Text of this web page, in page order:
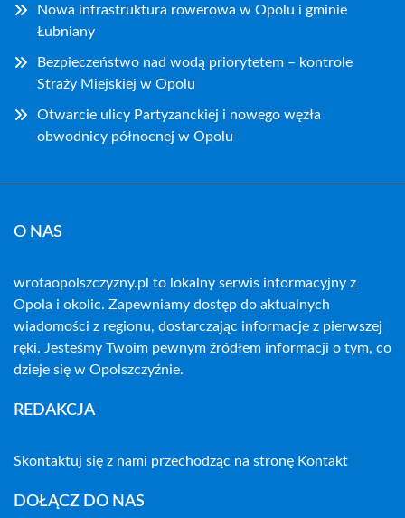
Nowa infrastruktura rowerowa w Opolu i gminie
Łubniany
Bezpieczeństwo nad wodą priorytetem – kontrole
Straży Miejskiej w Opolu
Otwarcie ulicy Partyzanckiej i nowego węzła
obwodnicy północnej w Opolu
O NAS
wrotaopolszczyzny.pl to lokalny serwis informacyjny z
Opola i okolic. Zapewniamy dostęp do aktualnych
wiadomości z regionu, dostarczając informacje z pierwszej
ręki. Jesteśmy Twoim pewnym źródłem informacji o tym, co
dzieje się w Opolszczyźnie.
REDAKCJA
Skontaktuj się z nami przechodząc na stronę Kontakt
DOŁĄCZ DO NAS